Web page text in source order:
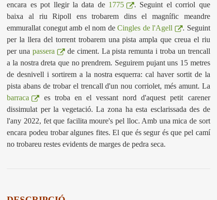
encara es pot llegir la data de 1775
. Seguint el corriol que
baixa al riu Ripoll ens trobarem dins el magnífic meandre
emmurallat conegut amb el nom deCingles de l'Agell
. Seguint
per la llera del torrent trobarem una pista ampla que creua el riu
per unapassera
de ciment. La pista remunta i troba un trencall
a la nostra dreta que no prendrem. Seguirem pujant uns 15 metres
de desnivell i sortirem a la nostra esquerra: cal haver sortit de la
pista abans de trobar el trencall d'un nou corriolet, més amunt. La
barraca
es troba en el vessant nord d'aquest petit carener
dissimulat per la vegetació. La zona ha esta esclarissada des de
l'any 2022, fet que facilita moure's pel lloc. Amb una mica de sort
encara podeu trobar algunes fites. El que és segur és que pel camí
no trobareu restes evidents de marges de pedra seca.